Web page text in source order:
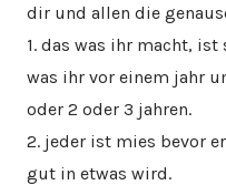
dir und allen die
1. das was ihr macht, ist
was ihr vor einem jahr
oder 2 oder 3 jahren.
2. jeder ist mies bevor
gut in etwas wird.